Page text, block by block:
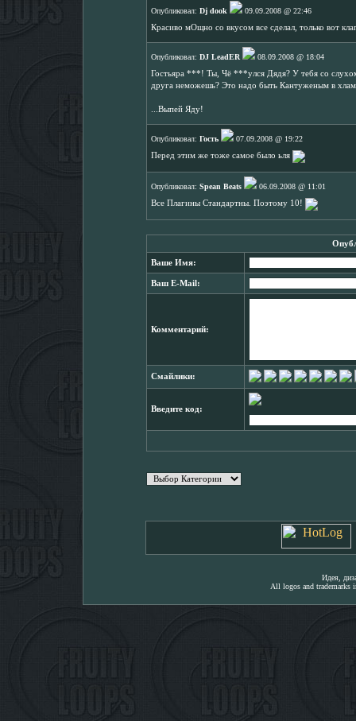
Опубликовал: Dj dook
09.09.2008 @ 22:46
Красиво мОщно со вкусом все сделал, только вот
Опубликовал: DJ LeadER
08.09.2008 @ 18:04
Гостьяра ***! Ты, Чё ***улся Дядя? У тебя со
друга неможешь? Это надо быть Кантуженым в хлам
...Выпей Яду!
Опубликовал: Гость
07.09.2008 @ 19:22
Перед этим же тоже самое было ьля
Опубликовал: Spean Beats
06.09.2008 @ 11:01
Все Плагины Стандартны. Поэтому 10!
Ваше Имя:
Ваш E-Mail:
Комментарий:
Смайлики:
Введите код:
Идея,
All logos and trademarks